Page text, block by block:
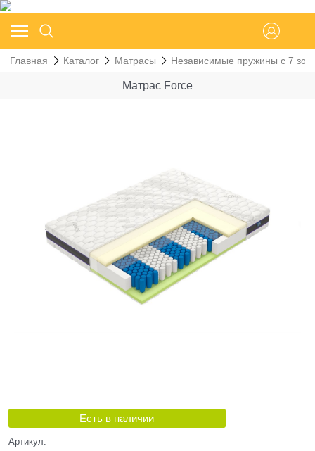
Главная Каталог Матрасы Независимые пружины с 7
Матрас Force
Есть в наличии
Артикул: